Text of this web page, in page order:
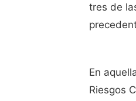
tres de
En
Riesgos